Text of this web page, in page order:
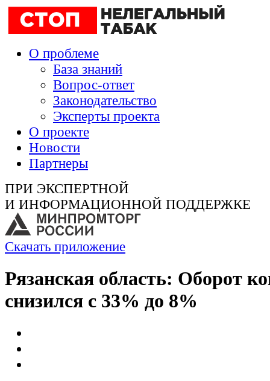
О проблеме
База знаний
Вопрос-ответ
Законодательство
Эксперты проекта
О проекте
Новости
Партнеры
ПРИ ЭКСПЕРТНОЙ
И ИНФОРМАЦИОННОЙ ПОДДЕРЖКЕ
Скачать приложение
Рязанская область: Оборот
снизился с 33% до 8%